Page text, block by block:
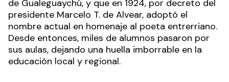
de Gualeguaychú, y que en 1924, por decreto del
presidente Marcelo T. de Alvear, adoptó el
nombre actual en homenaje al poeta entrerriano.
Desde entonces, miles de alumnos pasaron por
sus aulas, dejando una huella imborrable en la
educación local y regional.